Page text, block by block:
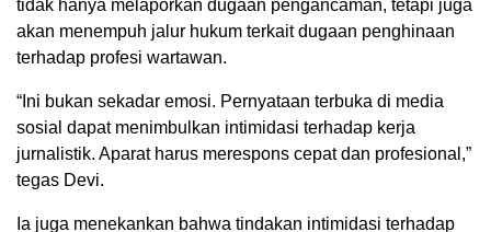
tidak hanya melaporkan dugaan pengancaman, tetapi juga
akan menempuh jalur hukum terkait dugaan penghinaan
terhadap profesi wartawan.
“Ini bukan sekadar emosi. Pernyataan terbuka di media
sosial dapat menimbulkan intimidasi terhadap kerja
jurnalistik. Aparat harus merespons cepat dan profesional,”
tegas Devi.
Ia juga menekankan bahwa tindakan intimidasi terhadap